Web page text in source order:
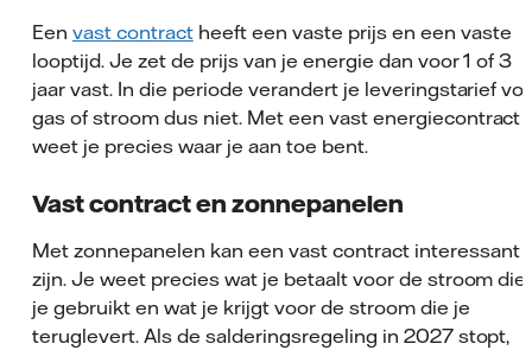
Een vast contractheeft een vaste prijs en een vaste
looptijd. Je zet de prijs van je energie dan voor 1 of 3
jaar vast. In die periode verandert je leveringstarief
gas of stroom dus niet. Met een vast energiecontract
weet je precies waar je aan toe bent.
Vast contract en zonnepanelen
Met zonnepanelen kan een vast contract interessant
zijn. Je weet precies wat je betaalt voor de stroom die
je gebruikt en wat je krijgt voor de stroom die je
teruglevert. Als de salderingsregeling in 2027 stopt,